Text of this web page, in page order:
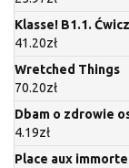
Klasse! B1.1.
41.20zł
Wretched Things
70.20zł
Dbam o zdrowie
4.19zł
Place aux